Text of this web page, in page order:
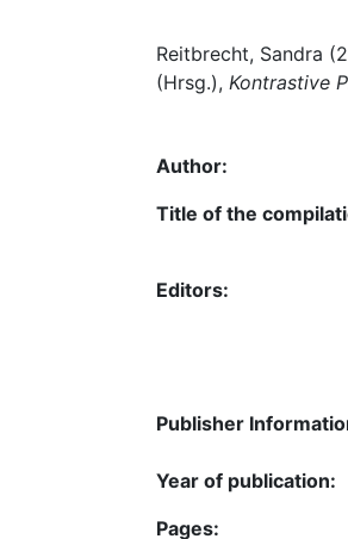
Reitbrecht, Sandra
(Hrsg.), Kontrastive
Author:
Title of the
Editors:
Publisher
Year of publication:
Pages: